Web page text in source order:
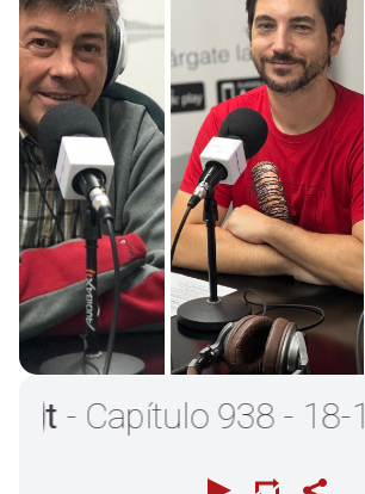
Capítulo 938 - 18-10-22